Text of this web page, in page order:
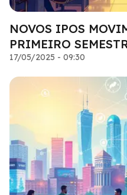
NOVOS IPOS
PRIMEIRO
17/05/2025 - 09:30